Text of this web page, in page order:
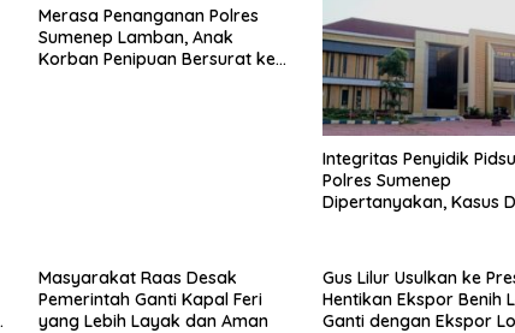
Merasa Penanganan Polres
Sumenep Lamban, Anak
Korban Penipuan Bersurat ke
Integritas Penyidik
Polres Sumenep
Dipertanyakan, Kasus
Masyarakat Raas Desak
Pemerintah Ganti Kapal Feri
yang Lebih Layak dan Aman
Gus Lilur Usulkan ke
Hentikan Ekspor Benih
Ganti dengan Ekspor